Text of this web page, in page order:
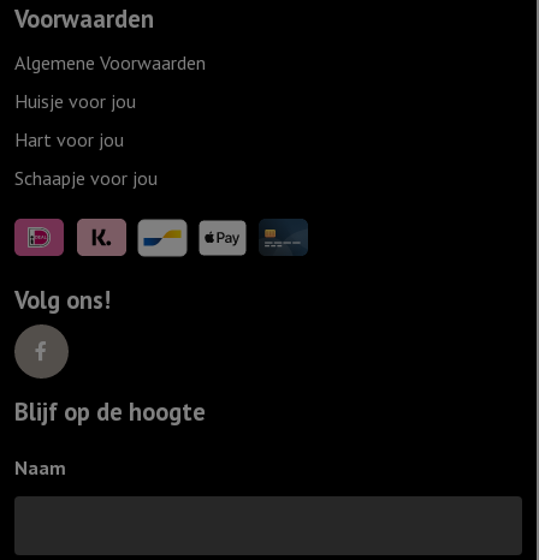
Voorwaarden
Algemene Voorwaarden
Huisje voor jou
Hart voor jou
Schaapje voor jou
Volg ons!
Blijf op de hoogte
Naam